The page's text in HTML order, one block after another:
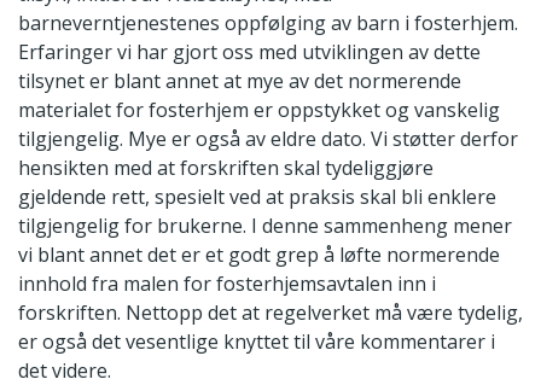
barneverntjenestenes oppfølging av barn i fosterhjem.
Erfaringer vi har gjort oss med utviklingen av dette
tilsynet er blant annet at mye av det normerende
materialet for fosterhjem er oppstykket og vanskelig
tilgjengelig. Mye er også av eldre dato. Vi støtter derfor
hensikten med at forskriften skal tydeliggjøre
gjeldende rett, spesielt ved at praksis skal bli enklere
tilgjengelig for brukerne. I denne sammenheng mener
vi blant annet det er et godt grep å løfte normerende
innhold fra malen for fosterhjemsavtalen inn i
forskriften. Nettopp det at regelverket må være tydelig,
er også det vesentlige knyttet til våre kommentarer i
det videre.